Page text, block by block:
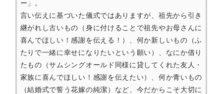
ー」。
言い伝えに基づいた儀式ではありますが、祖先から引き
継がれし古いもの（身に付けることで祖先やお母さんに
喜んでほしい！感謝を伝える！）、何か新しいもの（ふ
たりで一緒に幸せになりたいという願い）、なにか借り
たもの（サムシングオールド同様に貸してくれた友人・
家族に喜んでほしい！感謝を伝えたい）、何か青いもの
（結婚式で誓う花嫁の純潔）など、今だからこそ大切に